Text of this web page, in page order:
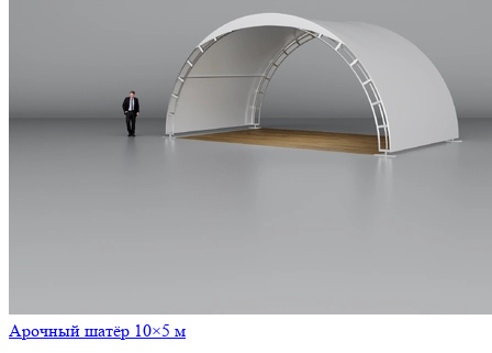
Арочный шатёр 10×5 м